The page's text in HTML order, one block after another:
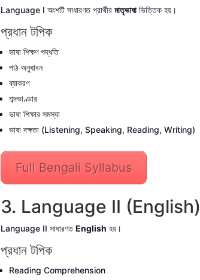
Language I অংশটি সাধারণত প্রার্থীর মাতৃভাষাভিত্তিক হয়।
প্রধান টপিক
ভাষা শিক্ষণ পদ্ধতি
পাঠ অনুধাবন
ব্যাকরণ
শব্দভাণ্ডার
ভাষা শিক্ষার সমস্যা
ভাষা দক্ষতা (Listening, Speaking, Reading, Writing)
Full Bengali Syllabus
3. Language II (English)
Language II সাধারণতEnglish হয়।
প্রধান টপিক
Reading Comprehension